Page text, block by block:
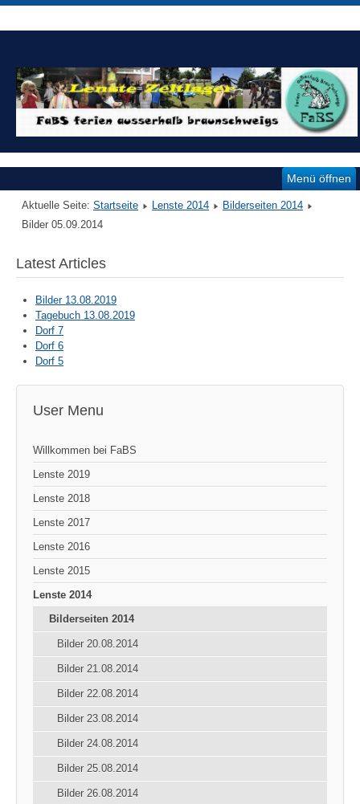
Menü öffnen
Aktuelle Seite: Startseite Lenste 2014
Bilderseiten 2014
Bilder 05.09.2014
Latest Articles
Bilder 13.08.2019
Tagebuch 13.08.2019
Dorf 7
Dorf 6
Dorf 5
User Menu
Willkommen bei FaBS
Lenste 2019
Lenste 2018
Lenste 2017
Lenste 2016
Lenste 2015
Lenste 2014
Bilderseiten 2014
Bilder 20.08.2014
Bilder 21.08.2014
Bilder 22.08.2014
Bilder 23.08.2014
Bilder 24.08.2014
Bilder 25.08.2014
Bilder 26.08.2014